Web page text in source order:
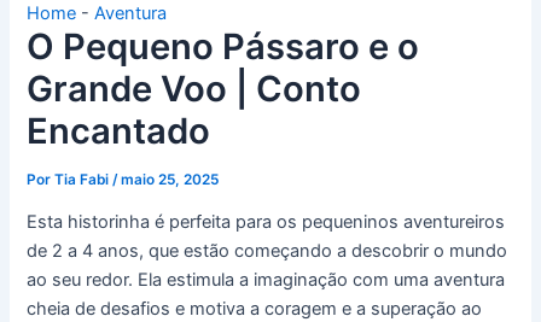
Home -Aventura
O Pequeno Pássaro e o
Grande Voo | Conto
Encantado
PorTia Fabi/maio 25, 2025
Esta historinha é perfeita para os pequeninos aventureiros
de 2 a 4 anos, que estão começando a descobrir o mundo
ao seu redor. Ela estimula a imaginação com uma aventura
cheia de desafios e motiva a coragem e a superação ao